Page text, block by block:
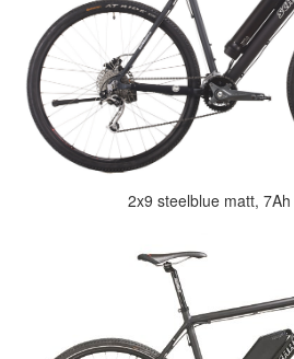
2x9 steelblue matt,